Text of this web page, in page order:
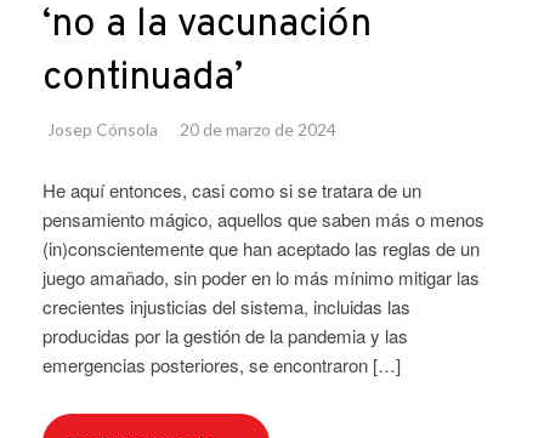
‘no a la vacunación
continuada’
Josep Cónsola 20 de marzo de 2024
He aquí entonces, casi como si se tratara de un
pensamiento mágico, aquellos que saben más o menos
(in)conscientemente que han aceptado las reglas de un
juego amañado, sin poder en lo más mínimo mitigar las
crecientes injusticias del sistema, incluidas las
producidas por la gestión de la pandemia y las
emergencias posteriores, se encontraron […]